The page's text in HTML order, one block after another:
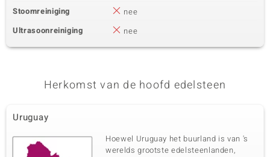
Stoomreiniging
nee
Ultrasoonreiniging
nee
Herkomst van de hoofd edelsteen
Uruguay
Hoewel Uruguay het buurland is van 's
werelds grootste edelsteenlanden,